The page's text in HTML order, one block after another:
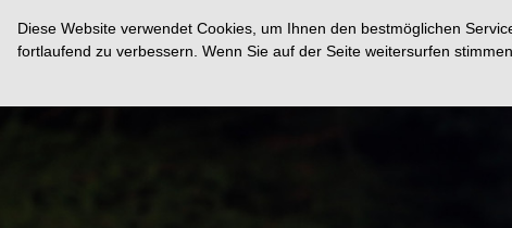
Diese Website verwendet Cookies, um Ihnen den bestmöglichen
fortlaufend zu verbessern. Wenn Sie auf der Seite weitersurfen